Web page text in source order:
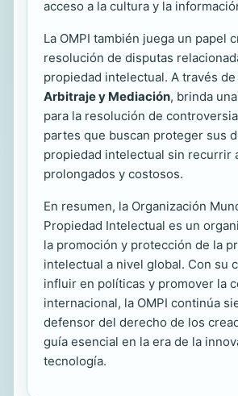
acceso a la cultura y la
La OMPI también juega un papel
resolución de disputas
propiedad intelectual. A través de
Arbitraje y Mediación, brinda
para la resolución de
partes que buscan proteger sus
propiedad intelectual sin recurrir
prolongados y costosos.
En resumen, la Organización
Propiedad Intelectual es un
la promoción y protección de la
intelectual a nivel global. Con su
influir en políticas y promover la
internacional, la OMPI continúa
defensor del derecho de los
guía esencial en la era de la
tecnología.